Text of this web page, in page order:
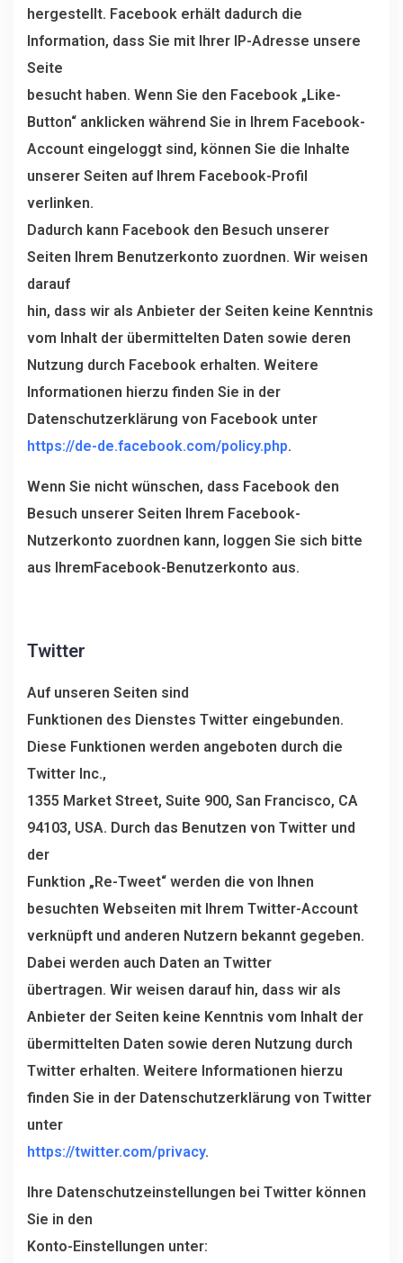
hergestellt. Facebook erhält dadurch die
Information, dass Sie mit Ihrer IP-Adresse unsere
Seite
besucht haben. Wenn Sie den Facebook „Like-
Button“ anklicken während Sie in Ihrem Facebook-
Account eingeloggt sind, können Sie die Inhalte
unserer Seiten auf Ihrem Facebook-Profil
verlinken.
Dadurch kann Facebook den Besuch unserer
Seiten Ihrem Benutzerkonto zuordnen. Wir weisen
darauf
hin, dass wir als Anbieter der Seiten keine Kenntnis
vom Inhalt der übermittelten Daten sowie deren
Nutzung durch Facebook erhalten. Weitere
Informationen hierzu finden Sie in der
Datenschutzerklärung von Facebook unter
https://de-de.facebook.com/policy.php.
Wenn Sie nicht wünschen, dass Facebook den
Besuch unserer Seiten Ihrem Facebook-
Nutzerkonto zuordnen kann, loggen Sie sich bitte
aus IhremFacebook-Benutzerkonto aus.
Twitter
Auf unseren Seiten sind
Funktionen des Dienstes Twitter eingebunden.
Diese Funktionen werden angeboten durch die
Twitter Inc.,
1355 Market Street, Suite 900, San Francisco, CA
94103, USA. Durch das Benutzen von Twitter und
der
Funktion „Re-Tweet“ werden die von Ihnen
besuchten Webseiten mit Ihrem Twitter-Account
verknüpft und anderen Nutzern bekannt gegeben.
Dabei werden auch Daten an Twitter
übertragen. Wir weisen darauf hin, dass wir als
Anbieter der Seiten keine Kenntnis vom Inhalt der
übermittelten Daten sowie deren Nutzung durch
Twitter erhalten. Weitere Informationen hierzu
finden Sie in der Datenschutzerklärung von Twitter
unter
https://twitter.com/privacy.
Ihre Datenschutzeinstellungen bei Twitter können
Sie in den
Konto-Einstellungen unter: